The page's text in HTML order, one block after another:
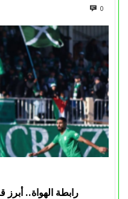
0
رابطة الهواة.. أبرز